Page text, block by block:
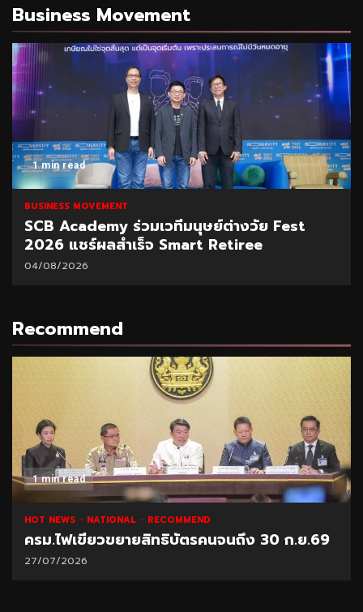
Business Movement
1 min read
BUSINESS MOVEMENT
SCB Academy ร่วมเวทีมนุษย์ต่างวัย Fest
2026 แชร์ผลสำเร็จ Smart Retiree
04/08/2026
Recommend
1 min read
HOT NEWS NATIONAL RECOMMEND
ครม.ไฟเขียวขยายสิทธิบัตรคนจนถึง 30 ก.ย.69
27/07/2026